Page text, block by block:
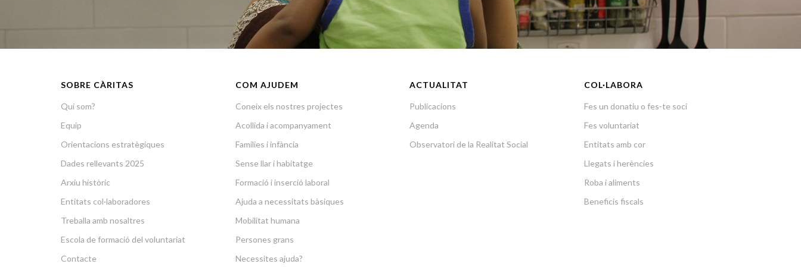
SOBRE CÀRITAS
Qui som?
Equip
Orientacions estratègiques
Dades rellevants 2025
Arxiu històric
Entitats col·laboradores
Treballa amb nosaltres
Escola de formació del voluntariat
Contacte
COM AJUDEM
Coneix els nostres projectes
Acollida i acompanyament
Famílies i infància
Sense llar i habitatge
Formació i inserció laboral
Ajuda a necessitats bàsiques
Mobilitat humana
Persones grans
Necessites ajuda?
ACTUALITAT
Publicacions
Agenda
Observatori de la Realitat Social
COL·LABORA
Fes un donatiu o fes-te soci
Fes voluntariat
Entitats amb cor
Llegats i herències
Roba i aliments
Beneficis fiscals